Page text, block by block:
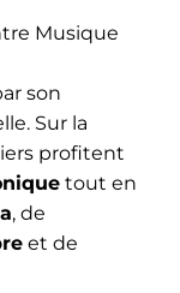
Musique
son
Sur la
profitent
tout en
, de
et de